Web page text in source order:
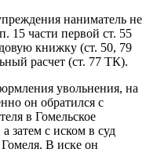
наниматель не
15 части первой ст. 55
книжку (ст. 50, 79
расчет (ст. 77 ТК).
увольнения, на
он обратился с
в Гомельское
затем с иском в суд
В иске он